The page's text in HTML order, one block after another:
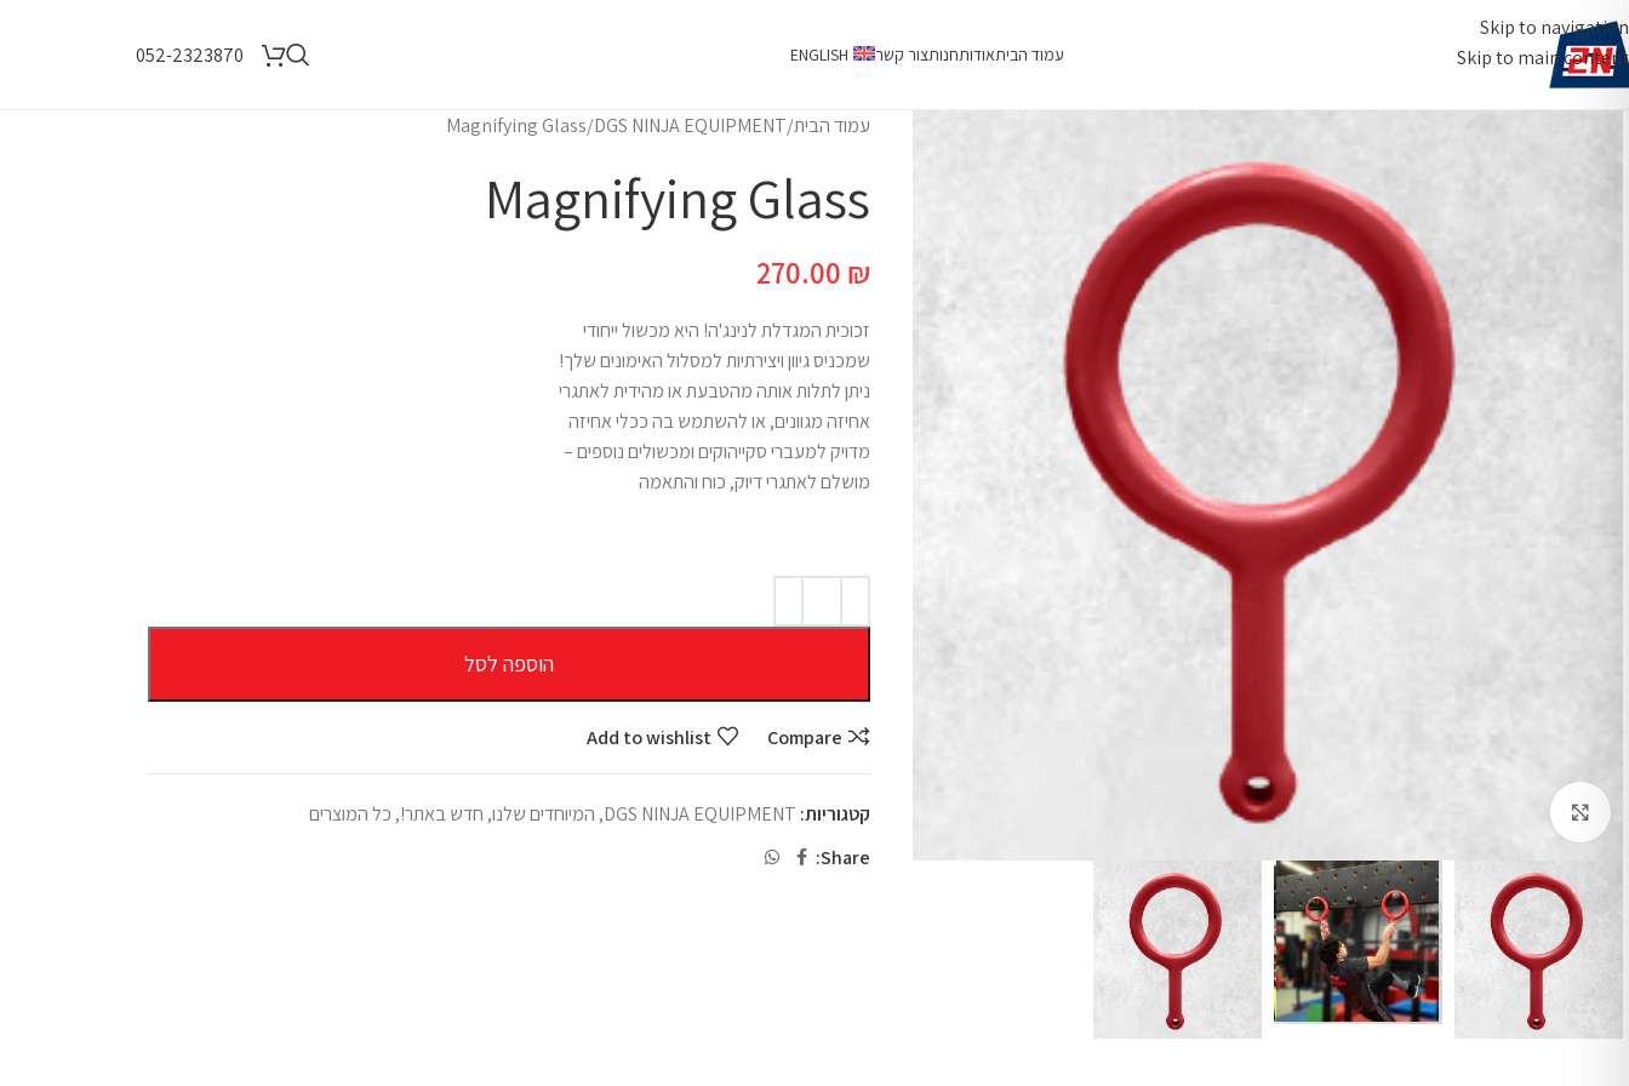
Skip to navigation
Skip to main content
עמוד הביתאודותחנותצור קשר ENGLISH
052-2323870
עמוד הבית DGS NINJA EQUIPMENT
Magnifying Glass
Magnifying Glass
270.00 ₪
זכוכית המגדלת לנינג'ה! היא מכשול ייחודי
שמכניס גיוון ויצירתיות למסלול האימונים שלך!
ניתן לתלות אותה מהטבעת או מהידית לאתגרי
אחיזה מגוונים, או להשתמש בה ככלי אחיזה
מדויק למעברי סקייהוקים ומכשולים נוספים –
מושלם לאתגרי דיוק, כוח והתאמה
הוספה לסל
Compare
Add to wishlist
קטגוריות: DGS NINJA EQUIPMENT
, המיוחדים שלנו, חדש באתר!, כל המוצרים
Share: